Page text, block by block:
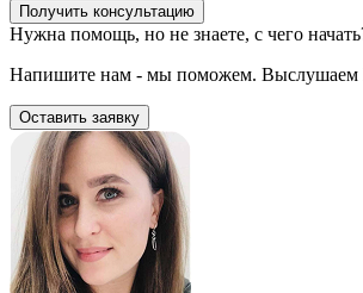
Получить консультацию
Нужна помощь, но не знаете, с чего
Напишите нам - мы поможем. Выслушаем
Оставить заявку